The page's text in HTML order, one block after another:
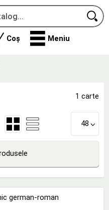
Coș Meniu
1 carte
48